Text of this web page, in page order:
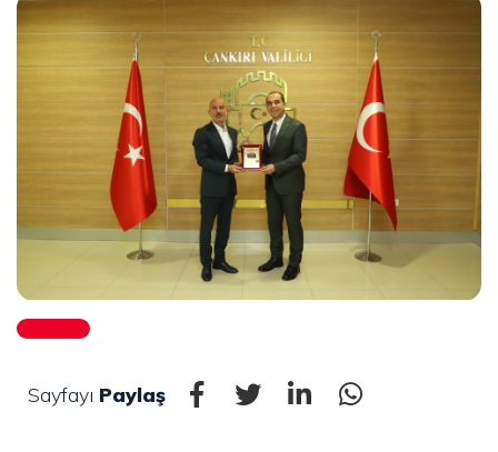
Sayfayı Paylaş